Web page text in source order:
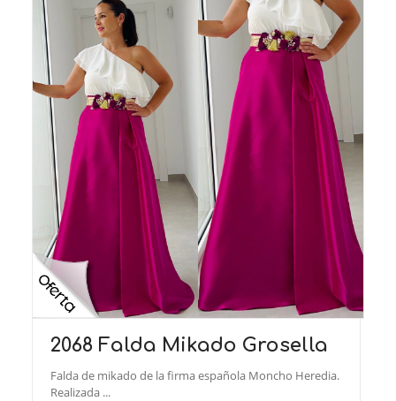
2068 Falda Mikado Grosella
Falda de mikado de la firma española Moncho Heredia.
Realizada ...